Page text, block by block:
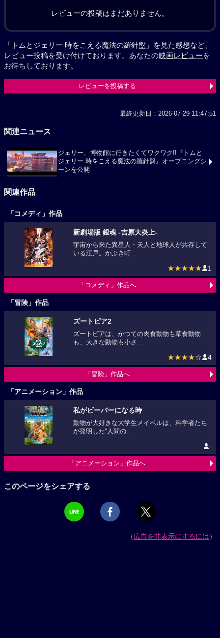
レビューの投稿はまだありません。
「トムとジェリー 時をこえる魔法の羅針盤」を見た感想など、
レビュー投稿を受け付けております。あなたの映画レビューを
お待ちしております。
レビューを投稿する
最終更新日：2026-07-29 11:47:51
関連ニュース
ジェリー、博物館に行きたくてワクワク!!『トムと
ジェリー 時をこえる魔法の羅針盤』オープニングシ
ーンを公開
関連作品
「コメディ」作品
新劇場版 銀魂 -吉原大炎上-
宇宙から来た異星人・天人と地球人が共存して
いる江戸。かぶき町...
★★★★★ 1
「コメディ」作品へ
「冒険」作品
ズートピア2
ズートピアは、かつての肉食動物も草食動物
も、大きな動物も小さ...
★★★★☆ 4
「冒険」作品へ
「アニメーション」作品
私がビーバーになる時
動物が大好きな大学生メイベルは、科学者たち
が発明した“人間の...
-
「アニメーション」作品へ
このページをシェアする
（広告を非表示にするには）